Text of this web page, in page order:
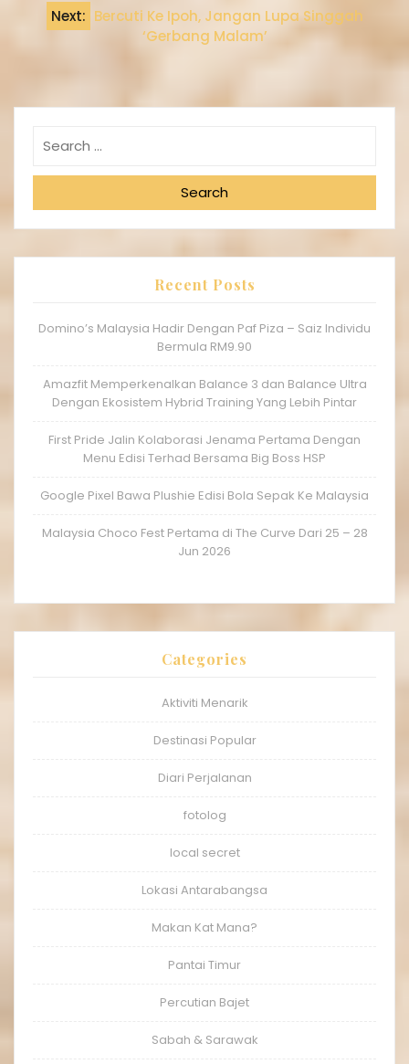
Next: Bercuti Ke Ipoh, Jangan Lupa Singgah
‘Gerbang Malam’
Search
Recent Posts
Domino’s Malaysia Hadir Dengan Paf Piza – Saiz Individu
Bermula RM9.90
Amazfit Memperkenalkan Balance 3 dan Balance Ultra
Dengan Ekosistem Hybrid Training Yang Lebih Pintar
First Pride Jalin Kolaborasi Jenama Pertama Dengan
Menu Edisi Terhad Bersama Big Boss HSP
Google Pixel Bawa Plushie Edisi Bola Sepak Ke Malaysia
Malaysia Choco Fest Pertama di The Curve Dari 25 – 28
Jun 2026
Categories
Aktiviti Menarik
Destinasi Popular
Diari Perjalanan
fotolog
local secret
Lokasi Antarabangsa
Makan Kat Mana?
Pantai Timur
Percutian Bajet
Sabah & Sarawak